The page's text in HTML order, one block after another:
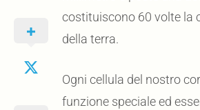
costituiscono 60 volte la
della terra.
Ogni cellula del nostro
funzione speciale ed